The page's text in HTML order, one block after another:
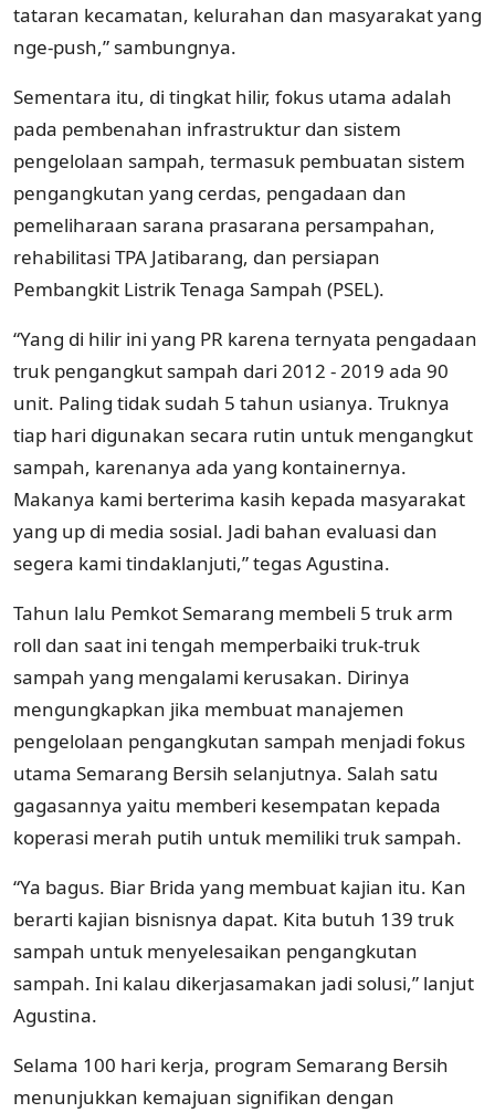
tataran kecamatan, kelurahan dan masyarakat yang
nge-push,” sambungnya.
Sementara itu, di tingkat hilir, fokus utama adalah
pada pembenahan infrastruktur dan sistem
pengelolaan sampah, termasuk pembuatan sistem
pengangkutan yang cerdas, pengadaan dan
pemeliharaan sarana prasarana persampahan,
rehabilitasi TPA Jatibarang, dan persiapan
Pembangkit Listrik Tenaga Sampah (PSEL).
“Yang di hilir ini yang PR karena ternyata pengadaan
truk pengangkut sampah dari 2012 - 2019 ada 90
unit. Paling tidak sudah 5 tahun usianya. Truknya
tiap hari digunakan secara rutin untuk mengangkut
sampah, karenanya ada yang kontainernya.
Makanya kami berterima kasih kepada masyarakat
yang up di media sosial. Jadi bahan evaluasi dan
segera kami tindaklanjuti,” tegas Agustina.
Tahun lalu Pemkot Semarang membeli 5 truk arm
roll dan saat ini tengah memperbaiki truk-truk
sampah yang mengalami kerusakan. Dirinya
mengungkapkan jika membuat manajemen
pengelolaan pengangkutan sampah menjadi fokus
utama Semarang Bersih selanjutnya. Salah satu
gagasannya yaitu memberi kesempatan kepada
koperasi merah putih untuk memiliki truk sampah.
“Ya bagus. Biar Brida yang membuat kajian itu. Kan
berarti kajian bisnisnya dapat. Kita butuh 139 truk
sampah untuk menyelesaikan pengangkutan
sampah. Ini kalau dikerjasamakan jadi solusi,” lanjut
Agustina.
Selama 100 hari kerja, program Semarang Bersih
menunjukkan kemajuan signifikan dengan